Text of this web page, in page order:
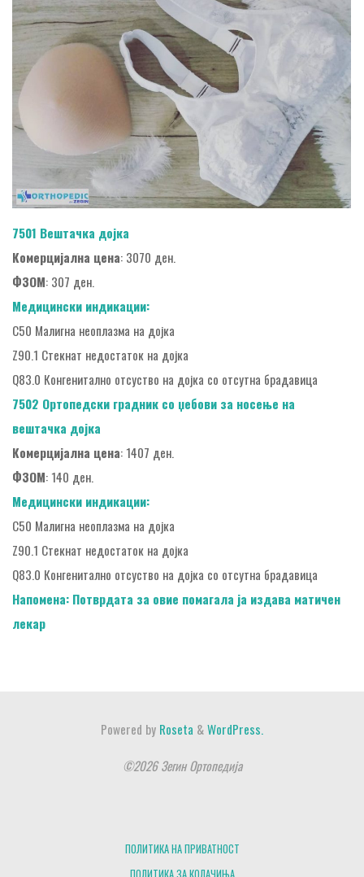
7501 Вештачка дојка
Комерцијална цена: 3070 ден.
ФЗОМ: 307 ден.
Медицински индикации:
C50 Малигна неоплазма на дојка
Z90.1 Стекнат недостаток на дојка
Q83.0 Конгенитално отсуство на дојка со отсутна брадавица
7502 Ортопедски градник со џебови за носење на
вештачка дојка
Комерцијална цена: 1407 ден.
ФЗОМ: 140 ден.
Медицински индикации:
C50 Малигна неоплазма на дојка
Z90.1 Стекнат недостаток на дојка
Q83.0 Конгенитално отсуство на дојка со отсутна брадавица
Напомена: Потврдата за овие помагала ја издава матичен
лекар
Powered by Roseta &WordPress.
©2026 Зегин Ортопедија
ПОЛИТИКА НА ПРИВАТНОСТ